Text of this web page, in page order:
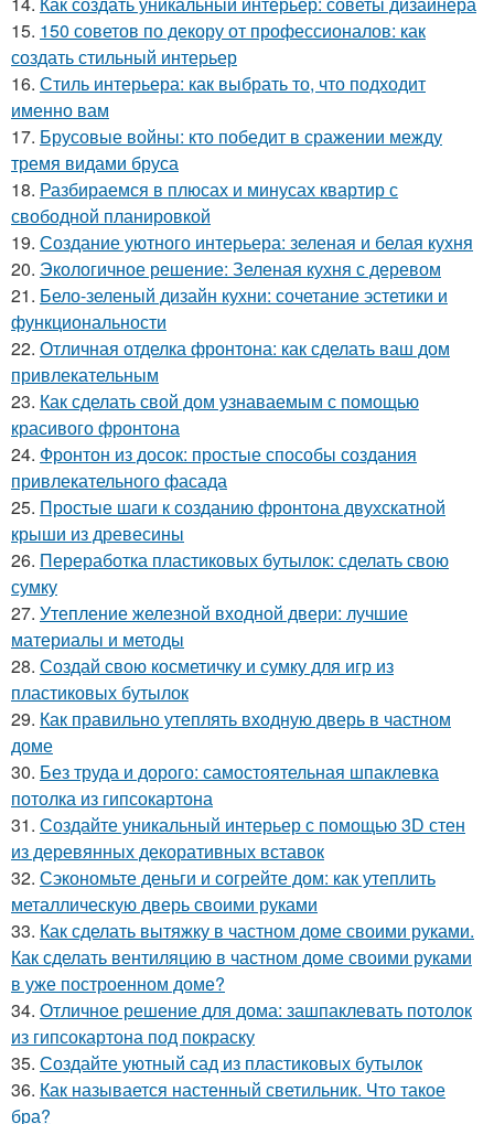
15. 150 советов по декору от профессионалов: как
создать стильный интерьер
16. Стиль интерьера: как выбрать то, что подходит
именно вам
17. Брусовые войны: кто победит в сражении между
тремя видами бруса
18. Разбираемся в плюсах и минусах квартир с
свободной планировкой
19. Создание уютного интерьера: зеленая и белая кухня
20. Экологичное решение: Зеленая кухня с деревом
21. Бело-зеленый дизайн кухни: сочетание эстетики и
функциональности
22. Отличная отделка фронтона: как сделать ваш дом
привлекательным
23. Как сделать свой дом узнаваемым с помощью
красивого фронтона
24. Фронтон из досок: простые способы создания
привлекательного фасада
25. Простые шаги к созданию фронтона двухскатной
крыши из древесины
26. Переработка пластиковых бутылок: сделать свою
сумку
27. Утепление железной входной двери: лучшие
материалы и методы
28. Создай свою косметичку и сумку для игр из
пластиковых бутылок
29. Как правильно утеплять входную дверь в частном
доме
30. Без труда и дорого: самостоятельная шпаклевка
потолка из гипсокартона
31. Создайте уникальный интерьер с помощью 3D стен
из деревянных декоративных вставок
32. Сэкономьте деньги и согрейте дом: как утеплить
металлическую дверь своими руками
33. Как сделать вытяжку в частном доме своими руками.
Как сделать вентиляцию в частном доме своими руками
в уже построенном доме?
34. Отличное решение для дома: зашпаклевать потолок
из гипсокартона под покраску
35. Создайте уютный сад из пластиковых бутылок
36. Как называется настенный светильник. Что такое
бра?